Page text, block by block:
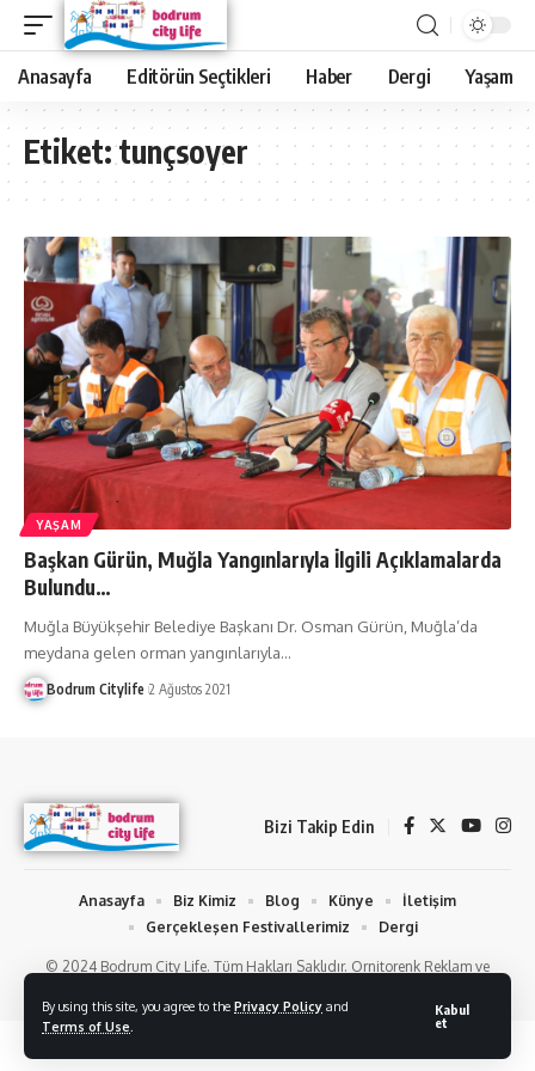
By using this site, you agree to the Privacy Policy and
Terms of Use
Kabul
et
Anasayfa Editörün Seçtikleri Haber Dergi Yaşam
Etiket:tunçsoyer
YAŞAM
Başkan Gürün, Muğla Yangınlarıyla İlgili Açıklamalarda
Bulundu…
Muğla Büyükşehir Belediye Başkanı Dr. Osman Gürün, Muğla’da
meydana gelen orman yangınlarıyla…
Bodrum Citylife 2 Ağustos 2021
Bizi Takip Edin
© 2024 Bodrum City Life. Tüm Hakları Saklıdır. Ornitorenk Reklam ve
Anasayfa Biz Kimiz Blog Künye
İletişim
Gerçekleşen Festivallerimiz
Dergi